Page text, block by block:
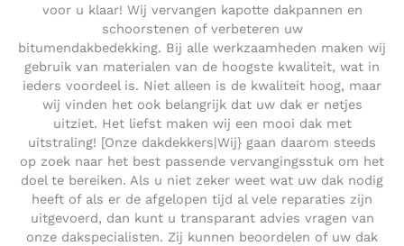
voor u klaar! Wij vervangen kapotte dakpannen en
schoorstenen of verbeteren uw
bitumendakbedekking. Bij alle werkzaamheden maken wij
gebruik van materialen van de hoogste kwaliteit, wat in
ieders voordeel is. Niet alleen is de kwaliteit hoog, maar
wij vinden het ook belangrijk dat uw dak er netjes
uitziet. Het liefst maken wij een mooi dak met
uitstraling! [Onze dakdekkers|Wij} gaan daarom steeds
op zoek naar het best passende vervangingsstuk om het
doel te bereiken. Als u niet zeker weet wat uw dak nodig
heeft of als er de afgelopen tijd al vele reparaties zijn
uitgevoerd, dan kunt u transparant advies vragen van
onze dakspecialisten. Zij kunnen beoordelen of uw dak